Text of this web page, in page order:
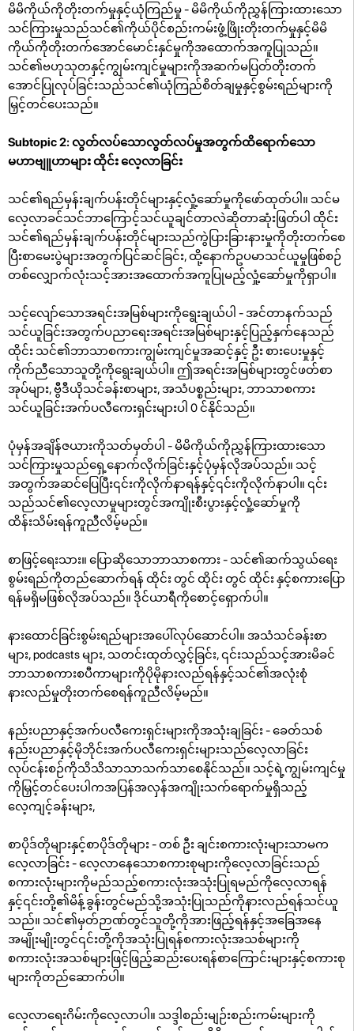
မိမိကိုယ်ကိုတိုးတက်မှုနှင့်ယုံကြည်မှု - မိမိကိုယ်ကိုညွှန်ကြားထားသော
သင်ကြားမှုသည်သင်၏ကိုယ်ပိုင်စည်းကမ်းဖွံ့ဖြိုးတိုးတက်မှုနှင့်မိမိ
ကိုယ်ကိုတိုးတက်အောင်မောင်းနှင်မှုကိုအထောက်အကူပြုသည်။
သင်၏ဗဟုသုတနှင့်ကျွမ်းကျင်မှုများကိုအဆက်မပြတ်တိုးတက်
အောင်ပြုလုပ်ခြင်းသည်သင်၏ယုံကြည်စိတ်ချမှုနှင့်စွမ်းရည်များကို
မြှင့်တင်ပေးသည်။
Subtopic 2: လွတ်လပ်သောလွတ်လပ်မှုအတွက်ထိရောက်သော
မဟာဗျူဟာများ ထိုင်း လေ့လာခြင်း
သင်၏ရည်မှန်းချက်ပန်းတိုင်များနှင့်လှုံ့ဆော်မှုကိုဖော်ထုတ်ပါ။ သင်မ
လေ့လာခင်သင်ဘာကြောင့်သင်ယူချင်တာလဲဆိုတာဆုံးဖြတ်ပါ ထိုင်း
သင်၏ရည်မှန်းချက်ပန်းတိုင်များသည်ကွဲပြားခြားနားမှုကိုတိုးတက်စေ
ပြီးစာမေးပွဲများအတွက်ပြင်ဆင်ခြင်း, ထို့နောက်ဥပမာသင်ယူမှုဖြစ်စဉ်
တစ်လျှောက်လုံးသင့်အားအထောက်အကူပြုမည့်လှုံ့ဆော်မှုကိုရှာပါ။
သင့်လျော်သောအရင်းအမြစ်များကိုရွေးချယ်ပါ - အင်တာနက်သည်
သင်ယူခြင်းအတွက်ပညာရေးအရင်းအမြစ်များနှင့်ပြည့်နှက်နေသည်
ထိုင်း သင်၏ဘာသာစကားကျွမ်းကျင်မှုအဆင့်နှင့် ဦး စားပေးမှုနှင့်
ကိုက်ညီသောသူတို့ကိုရွေးချယ်ပါ။ ဤအရင်းအမြစ်များတွင်ဖတ်စာ
အုပ်များ, ဗွီဒီယိုသင်ခန်းစာများ, အသံပစ္စည်းများ, ဘာသာစကား
သင်ယူခြင်းအက်ပလီကေးရှင်းများပါ 0 င်နိုင်သည်။
ပုံမှန်အချိန်ဇယားကိုသတ်မှတ်ပါ - မိမိကိုယ်ကိုညွှန်ကြားထားသော
သင်ကြားမှုသည်ရှေ့နောက်လိုက်ခြင်းနှင့်ပုံမှန်လိုအပ်သည်။ သင့်
အတွက်အဆင်ပြေပြီး၎င်းကိုလိုက်နာရန်နှင့်၎င်းကိုလိုက်နာပါ။ ၎င်း
သည်သင်၏လေ့လာမှုများတွင်အကျိုးစီးပွားနှင့်လှုံ့ဆော်မှုကို
ထိန်းသိမ်းရန်ကူညီလိမ့်မည်။
စာဖြင့်ရေးသား။ ပြောဆိုသောဘာသာစကား - သင်၏ဆက်သွယ်ရေး
စွမ်းရည်ကိုတည်ဆောက်ရန် ထိုင်း တွင် ထိုင်း တွင် ထိုင်း နှင့်စကားပြော
ရန်မရှိမဖြစ်လိုအပ်သည်။ ဒိုင်ယာရီကိုစောင့်ရှောက်ပါ။
နားထောင်ခြင်းစွမ်းရည်များအပေါ်လုပ်ဆောင်ပါ။ အသံသင်ခန်းစာ
များ, podcasts များ, သတင်းထုတ်လွှင့်ခြင်း, ၎င်းသည်သင့်အားမိခင်
ဘာသာစကားစပီကာများကိုပိုမိုနားလည်ရန်နှင့်သင်၏အလုံးစုံ
နားလည်မှုတိုးတက်စေရန်ကူညီလိမ့်မည်။
နည်းပညာနှင့်အက်ပလီကေးရှင်းများကိုအသုံးချခြင်း - ခေတ်သစ်
နည်းပညာနှင့်မိုဘိုင်းအက်ပလီကေးရှင်းများသည်လေ့လာခြင်း
လုပ်ငန်းစဉ်ကိုသိသိသာသာသက်သာစေနိုင်သည်။ သင့်ရဲ့ကျွမ်းကျင်မှု
ကိုမြှင့်တင်ပေးပါကအပြန်အလှန်အကျိုးသက်ရောက်မှုရှိသည့်
လေ့ကျင့်ခန်းများ,
စာပိုဒ်တိုများနှင့်စာပိုဒ်တိုများ - တစ် ဦး ချင်းစကားလုံးများသာမက
လေ့လာခြင်း - လေ့လာနေသောစကားစုများကိုလေ့လာခြင်းသည်
စကားလုံးများကိုမည်သည့်စကားလုံးအသုံးပြုရမည်ကိုလေ့လာရန်
နှင့်၎င်းတို့၏မိန့်ခွန်းတွင်မည်သို့အသုံးပြုသည်ကိုနားလည်ရန်သင်ယူ
သည်။ သင်၏မှတ်ဉာဏ်တွင်သူတို့ကိုအားဖြည့်ရန်နှင့်အခြေအနေ
အမျိုးမျိုးတွင်၎င်းတို့ကိုအသုံးပြုရန်စကားလုံးအသစ်များကို
စကားလုံးအသစ်များဖြင့်ဖြည့်ဆည်းပေးရန်စာကြောင်းများနှင့်စကားစု
များကိုတည်ဆောက်ပါ။
လေ့လာရေးဂိမ်းကိုလေ့လာပါ။ သဒ္ဒါစည်းမျဉ်းစည်းကမ်းများကို